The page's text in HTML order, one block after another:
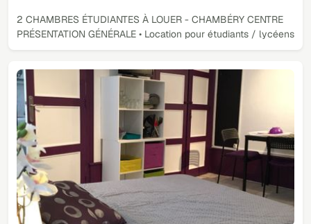
2 CHAMBRES ÉTUDIANTES À LOUER - CHAMBÉRY CENTRE
PRÉSENTATION GÉNÉRALE • Location pour étudiants / lycéens